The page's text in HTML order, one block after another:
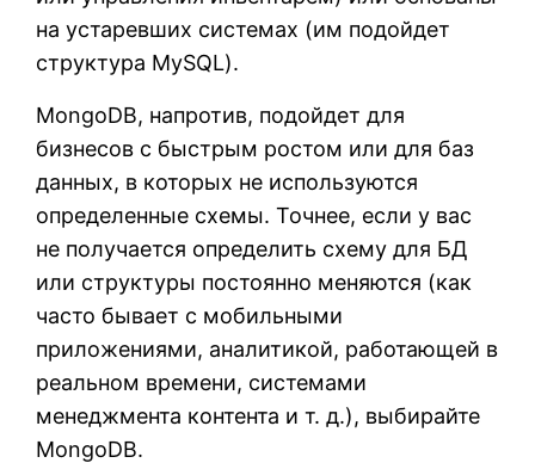
на устаревших системах (им подойдет
структура MySQL).
MongoDB, напротив, подойдет для
бизнесов с быстрым ростом или для баз
данных, в которых не используются
определенные схемы. Точнее, если у вас
не получается определить схему для БД
или структуры постоянно меняются (как
часто бывает с мобильными
приложениями, аналитикой, работающей в
реальном времени, системами
менеджмента контента и т. д.), выбирайте
MongoDB.